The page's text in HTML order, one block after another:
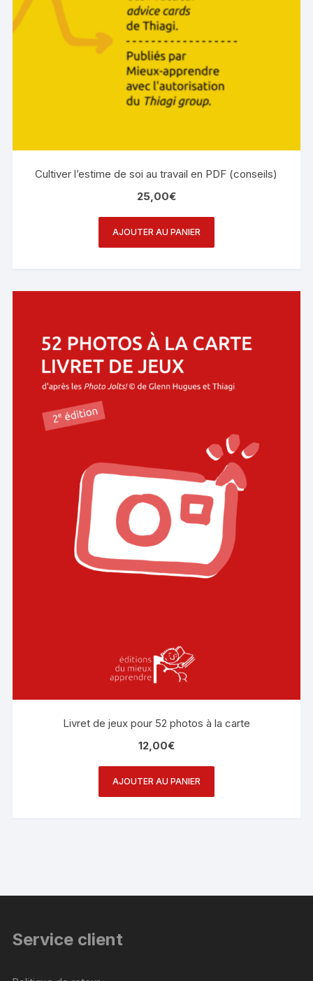
Cultiver l’estime de soi au travail en PDF (conseils)
25,00€
AJOUTER AU PANIER
Livret de jeux pour 52 photos à la carte
12,00€
AJOUTER AU PANIER
Service client